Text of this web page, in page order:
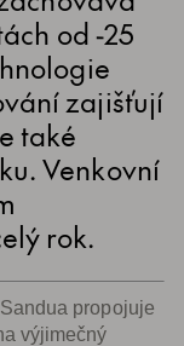
od -25
zajišťují
také
Venkovní
rok.
propojuje
výjimečný